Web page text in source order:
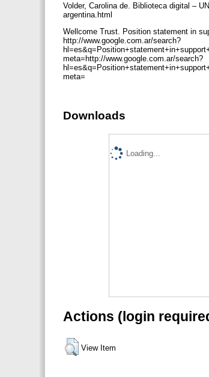
Volder, Carolina de. Biblioteca digital –
argentina.html
Wellcome Trust. Position statement in
http://www.google.com.ar/search?
meta=http://www.google.com.ar/search?
meta=
Downloads
Loading...
Actions (login
View Item